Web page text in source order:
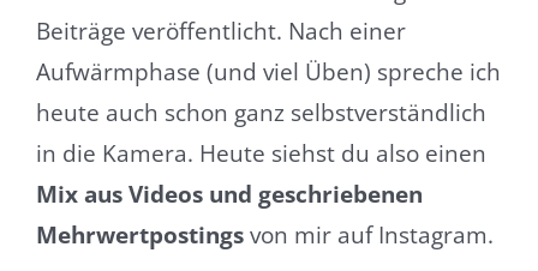
Beiträge veröffentlicht. Nach einer
Aufwärmphase (und viel Üben) spreche ich
heute auch schon ganz selbstverständlich
in die Kamera. Heute siehst du also einen
Mix aus Videos und geschriebenen
Mehrwertpostingsvon mir auf Instagram.